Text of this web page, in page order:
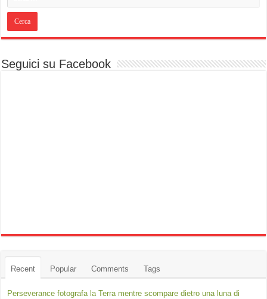
Seguici su Facebook
Recent Popular Comments Tags
Perseverance fotografa la Terra mentre scompare dietro una luna di